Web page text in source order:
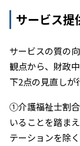
サービス提
サービスの質の
観点から、財政
下2点の見直しが
①介護福祉士割
いることを踏ま
テーションを除